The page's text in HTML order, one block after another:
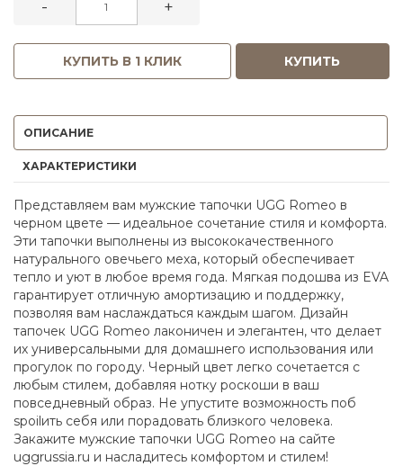
- +
КУПИТЬ В 1 КЛИК КУПИТЬ
ОПИСАНИЕ
ХАРАКТЕРИСТИКИ
Представляем вам мужские тапочки UGG Romeo в
черном цвете — идеальное сочетание стиля и комфорта.
Эти тапочки выполнены из высококачественного
натурального овечьего меха, который обеспечивает
тепло и уют в любое время года. Мягкая подошва из EVA
гарантирует отличную амортизацию и поддержку,
позволяя вам наслаждаться каждым шагом. Дизайн
тапочек UGG Romeo лаконичен и элегантен, что делает
их универсальными для домашнего использования или
прогулок по городу. Черный цвет легко сочетается с
любым стилем, добавляя нотку роскоши в ваш
повседневный образ. Не упустите возможность поб
spoilить себя или порадовать близкого человека.
Закажите мужские тапочки UGG Romeo на сайте
uggrussia.ru и насладитесь комфортом и стилем!